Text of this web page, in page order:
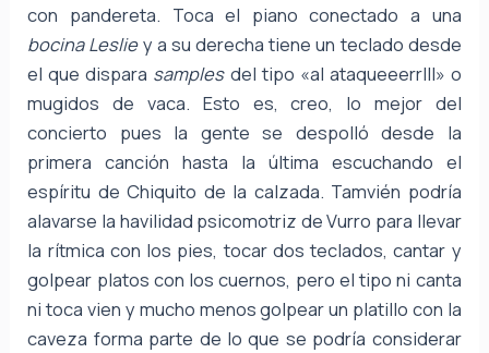
con pandereta. Toca el piano conectado a una
bocina Lesliey a su derecha tiene un teclado desde
el que dispara samplesdel tipo «al ataqueeerrlll» o
mugidos de vaca. Esto es, creo, lo mejor del
concierto pues la gente se despolló desde la
primera canción hasta la última escuchando el
espíritu de Chiquito de la calzada. Tamvién podría
alavarse la havilidad psicomotriz de Vurro para llevar
la rítmica con los pies, tocar dos teclados, cantar y
golpear platos con los cuernos, pero el tipo ni canta
ni toca vien y mucho menos golpear un platillo con la
caveza forma parte de lo que se podría considerar